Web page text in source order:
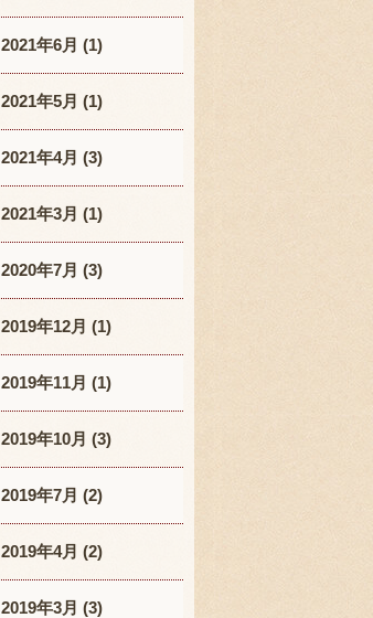
2021年6月 (1)
2021年5月 (1)
2021年4月 (3)
2021年3月 (1)
2020年7月 (3)
2019年12月 (1)
2019年11月 (1)
2019年10月 (3)
2019年7月 (2)
2019年4月 (2)
2019年3月 (3)